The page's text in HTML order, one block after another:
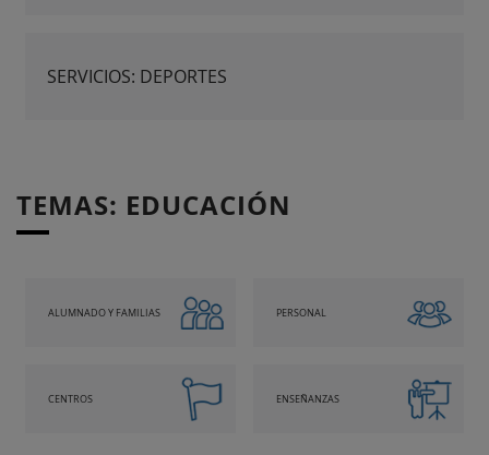
SERVICIOS: DEPORTES
TEMAS: EDUCACIÓN
ALUMNADO Y FAMILIAS PERSONAL
CENTROS ENSEÑANZAS